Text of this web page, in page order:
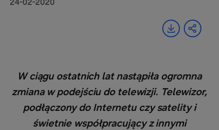
24-02-2020
W ciągu ostatnich lat nastąpiła ogromna
zmiana w podejściu do telewizji. Telewizor,
podłączony do Internetu czy satelity i
świetnie współpracujący z innymi